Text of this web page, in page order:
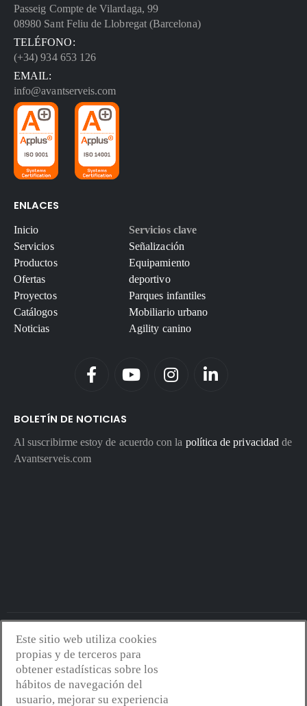
Passeig Compte de Vilardaga, 99
08980 Sant Feliu de Llobregat (Barcelona)
TELÉFONO:
(+34) 934 653 126
EMAIL:
info@avantserveis.com
ENLACES
Inicio
Servicios
Productos
Ofertas
Proyectos
Catálogos
Noticias
Servicios clave
Señalización
Equipamiento
deportivo
Parques infantiles
Mobiliario urbano
Agility canino
BOLETÍN DE NOTICIAS
Al suscribirme estoy de acuerdo con la política de privacidad de
Avantserveis.com
Avantserveis.com -Aviso legal - GDPR
Política de cookies-Política de calidad y medio ambiente
web:Mejorconweb
Este sitio web utiliza cookies
propias y de terceros para
obtener estadísticas sobre los
hábitos de navegación del
usuario, mejorar su experiencia